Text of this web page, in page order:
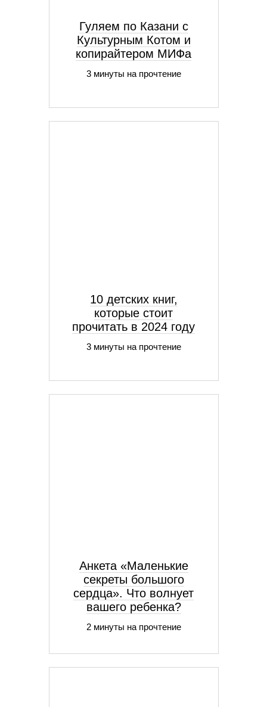
Гуляем по Казани с
Культурным Котом и
копирайтером МИФа
3 минуты на прочтение
10 детских книг,
которые стоит
прочитать в 2024 году
3 минуты на прочтение
Анкета «Маленькие
секреты большого
сердца». Что волнует
вашего ребенка?
2 минуты на прочтение